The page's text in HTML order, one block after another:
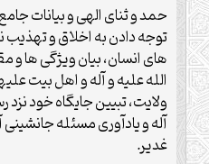
حمد و ثنای الهی و بیانات
توجه دادن به اخلاق و
های انسان، بیان ویژگی ها و
الله علیه و آله و اهل بیت
ولایت، تبیین جایگاه خود
غدیر.